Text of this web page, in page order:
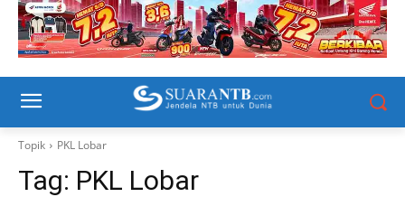
Topik PKL Lobar
Tag: PKL Lobar